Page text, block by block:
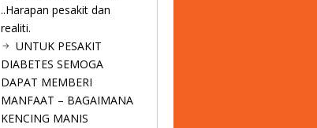
..Harapan pesakit dan
realiti.
UNTUK PESAKIT
DIABETES SEMOGA
DAPAT MEMBERI
MANFAAT – BAGAIMANA
KENCING MANIS